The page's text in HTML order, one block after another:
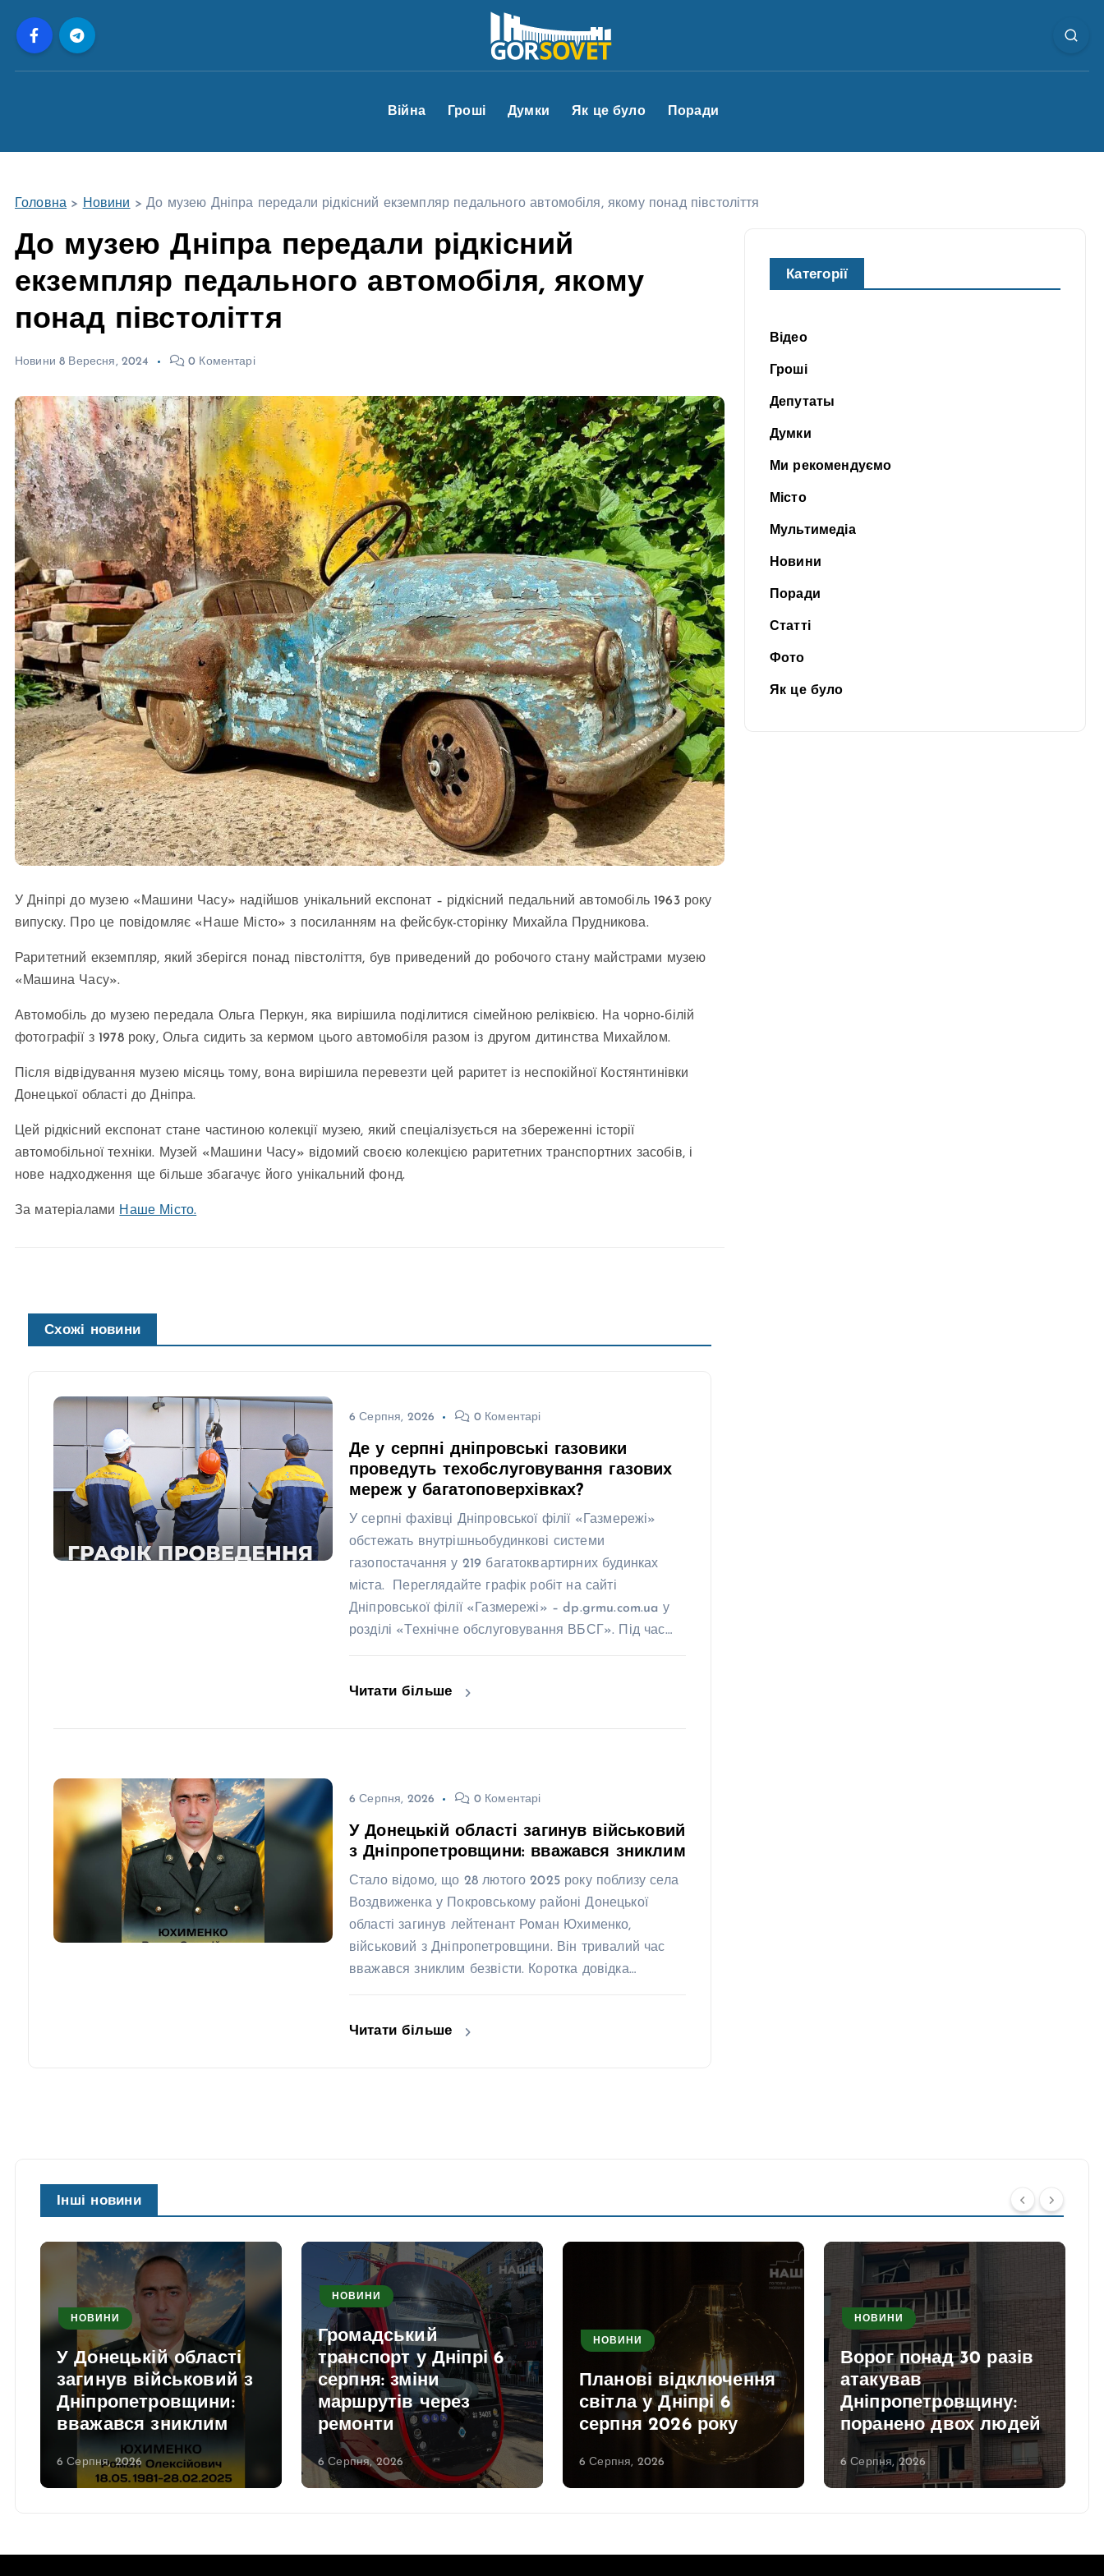
Війна Гроші Думки Як це було Поради
Головна > Новини >До музею Дніпра передали рідкісний екземпляр педального автомобіля, якому понад півстоліття
До музею Дніпра передали рідкісний
екземпляр педального автомобіля, якому
понад півстоліття
Новини 8 Вересня, 2024 0 Коментарі
У Дніпрі до музею «Машини Часу» надійшов унікальний експонат – рідкісний педальний автомобіль 1963 року
випуску. Про це повідомляє «Наше Місто» з посиланням на фейсбук-сторінку Михайла Прудникова.
Раритетний екземпляр, який зберігся понад півстоліття, був приведений до робочого стану майстрами музею
«Машина Часу».
Автомобіль до музею передала Ольга Перкун, яка вирішила поділитися сімейною реліквією. На чорно-білій
фотографії з 1978 року, Ольга сидить за кермом цього автомобіля разом із другом дитинства Михайлом.
Після відвідування музею місяць тому, вона вирішила перевезти цей раритет із неспокійної Костянтинівки
Донецької області до Дніпра.
Цей рідкісний експонат стане частиною колекції музею, який спеціалізується на збереженні історії
автомобільної техніки. Музей «Машини Часу» відомий своєю колекцією раритетних транспортних засобів, і
нове надходження ще більше збагачує його унікальний фонд.
За матеріалами Наше Місто.
Схожі новини
6 Серпня, 2026 0 Коментарі
Де у серпні дніпровські газовики
проведуть техобслуговування газових
мереж у багатоповерхівках?
У серпні фахівці Дніпровської філії «Газмережі»
обстежать внутрішньобудинкові системи
газопостачання у 219 багатоквартирних будинках
міста. Переглядайте графік робіт на сайті
Дніпровської філії «Газмережі» – dp.grmu.com.ua у
розділі «Технічне обслуговування ВБСГ». Під час…
Читати більше
6 Серпня, 2026 0 Коментарі
У Донецькій області загинув військовий
з Дніпропетровщини: вважався зниклим
Стало відомо, що 28 лютого 2025 року поблизу села
Воздвиженка у Покровському районі Донецької
області загинув лейтенант Роман Юхименко,
військовий з Дніпропетровщини. Він тривалий час
вважався зниклим безвісти. Коротка довідка…
Читати більше
Категорії
Відео
Гроші
Депутаты
Думки
Ми рекомендуємо
Місто
Мультимедіа
Новини
Поради
Статті
Фото
Як це було
Інші новини
НОВИНИ
У Донецькій області
загинув військовий з
Дніпропетровщини:
вважався зниклим
6 Серпня, 2026
НОВИНИ
Громадський
транспорт у Дніпрі 6
серпня: зміни
маршрутів через
ремонти
6 Серпня, 2026
НОВИНИ
Планові відключення
світла у Дніпрі 6
серпня 2026 року
6 Серпня, 2026
НОВИНИ
Ворог понад 30 разів
атакував
Дніпропетровщину:
поранено двох людей
6 Серпня, 2026